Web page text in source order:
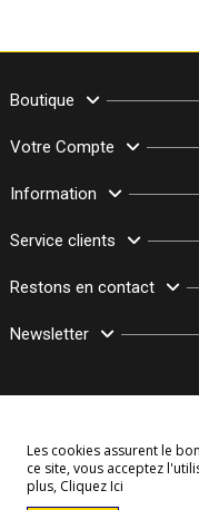
Boutique
Votre Compte
Information
Service clients
Restons en contact
Newsletter
© Copyright
Les cookies assurent le
ce site, vous acceptez
plus, Cliquez Ici